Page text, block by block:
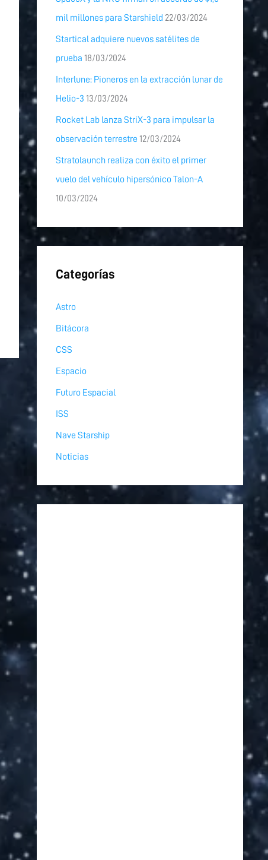
mil millones para Starshield 22/03/2024
Startical adquiere nuevos satélites de
prueba 18/03/2024
Interlune: Pioneros en la extracción lunar de
Helio-3 13/03/2024
Rocket Lab lanza StriX-3 para impulsar la
observación terrestre 12/03/2024
Stratolaunch realiza con éxito el primer
vuelo del vehículo hipersónico Talon-A
10/03/2024
Categorías
Astro
Bitácora
CSS
Espacio
Futuro Espacial
ISS
Nave Starship
Noticias